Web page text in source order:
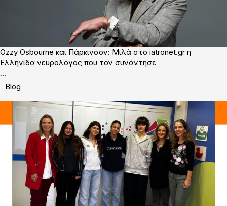
Ozzy Osbourne και Πάρκινσον: Mιλά στο iatronet.gr η
Ελληνίδα νευρολόγος που τον συνάντησε
...
Blog